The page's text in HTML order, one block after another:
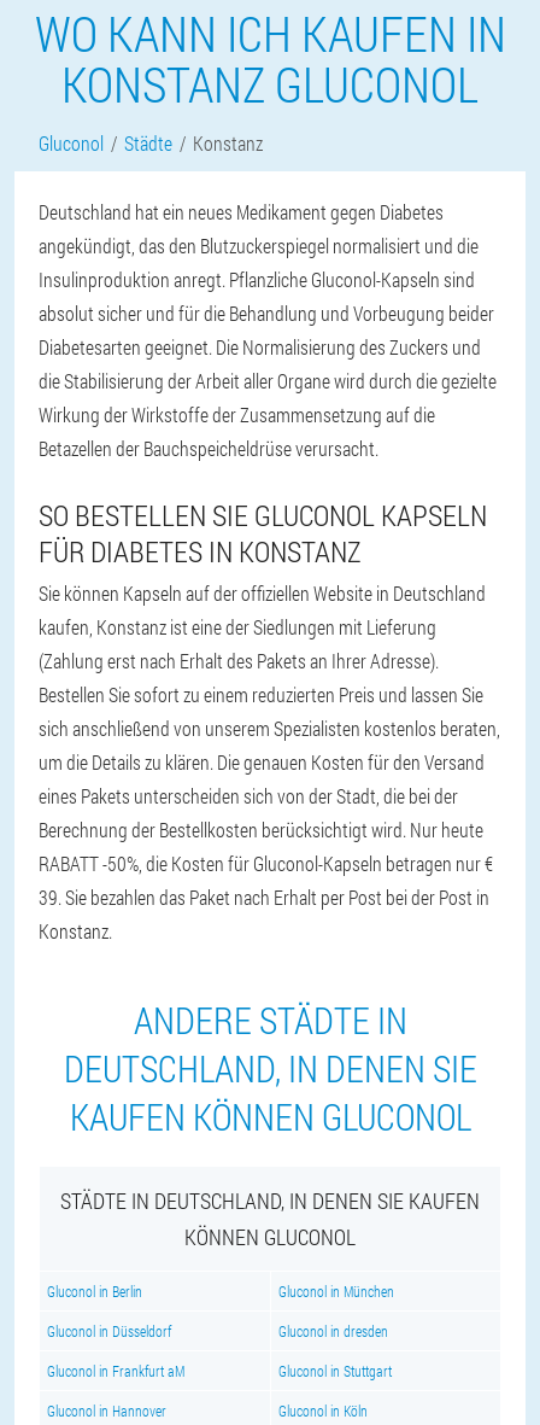
WO KANN ICH KAUFEN IN
KONSTANZ GLUCONOL
Gluconol Städte Konstanz
Deutschland hat ein neues Medikament gegen Diabetes
angekündigt, das den Blutzuckerspiegel normalisiert und die
Insulinproduktion anregt. Pflanzliche Gluconol-Kapseln sind
absolut sicher und für die Behandlung und Vorbeugung beider
Diabetesarten geeignet. Die Normalisierung des Zuckers und
die Stabilisierung der Arbeit aller Organe wird durch die gezielte
Wirkung der Wirkstoffe der Zusammensetzung auf die
Betazellen der Bauchspeicheldrüse verursacht.
SO BESTELLEN SIE GLUCONOL KAPSELN
FÜR DIABETES IN KONSTANZ
Sie können Kapseln auf der offiziellen Website in Deutschland
kaufen, Konstanz ist eine der Siedlungen mit Lieferung
(Zahlung erst nach Erhalt des Pakets an Ihrer Adresse).
Bestellen Sie sofort zu einem reduzierten Preis und lassen Sie
sich anschließend von unserem Spezialisten kostenlos beraten,
um die Details zu klären. Die genauen Kosten für den Versand
eines Pakets unterscheiden sich von der Stadt, die bei der
Berechnung der Bestellkosten berücksichtigt wird. Nur heute
RABATT -50%, die Kosten für Gluconol-Kapseln betragen nur €
39. Sie bezahlen das Paket nach Erhalt per Post bei der Post in
Konstanz.
ANDERE STÄDTE IN
DEUTSCHLAND, IN DENEN SIE
KAUFEN KÖNNEN GLUCONOL
STÄDTE IN DEUTSCHLAND, IN DENEN SIE KAUFEN
KÖNNEN GLUCONOL
Gluconol in Berlin Gluconol in München
Gluconol in Düsseldorf Gluconol in dresden
Gluconol in Frankfurt aM Gluconol in Stuttgart
Gluconol in Hannover Gluconol in Köln